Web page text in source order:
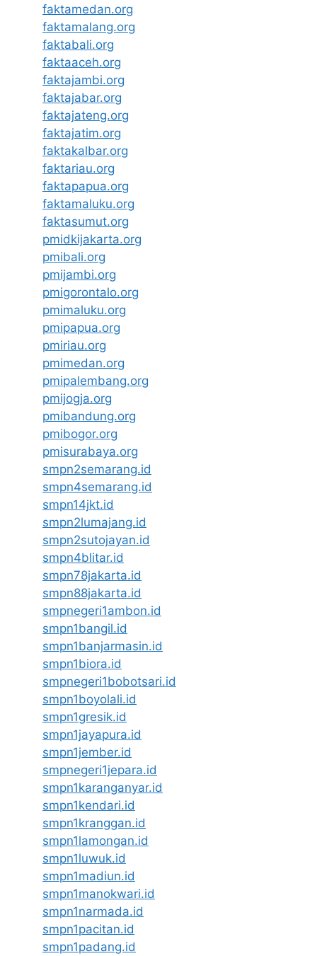
faktamedan.org
faktamalang.org
faktabali.org
faktaaceh.org
faktajambi.org
faktajabar.org
faktajateng.org
faktajatim.org
faktakalbar.org
faktariau.org
faktapapua.org
faktamaluku.org
faktasumut.org
pmidkijakarta.org
pmibali.org
pmijambi.org
pmigorontalo.org
pmimaluku.org
pmipapua.org
pmiriau.org
pmimedan.org
pmipalembang.org
pmijogja.org
pmibandung.org
pmibogor.org
pmisurabaya.org
smpn2semarang.id
smpn4semarang.id
smpn14jkt.id
smpn2lumajang.id
smpn2sutojayan.id
smpn4blitar.id
smpn78jakarta.id
smpn88jakarta.id
smpnegeri1ambon.id
smpn1bangil.id
smpn1banjarmasin.id
smpn1biora.id
smpnegeri1bobotsari.id
smpn1boyolali.id
smpn1gresik.id
smpn1jayapura.id
smpn1jember.id
smpnegeri1jepara.id
smpn1karanganyar.id
smpn1kendari.id
smpn1kranggan.id
smpn1lamongan.id
smpn1luwuk.id
smpn1madiun.id
smpn1manokwari.id
smpn1narmada.id
smpn1pacitan.id
smpn1padang.id